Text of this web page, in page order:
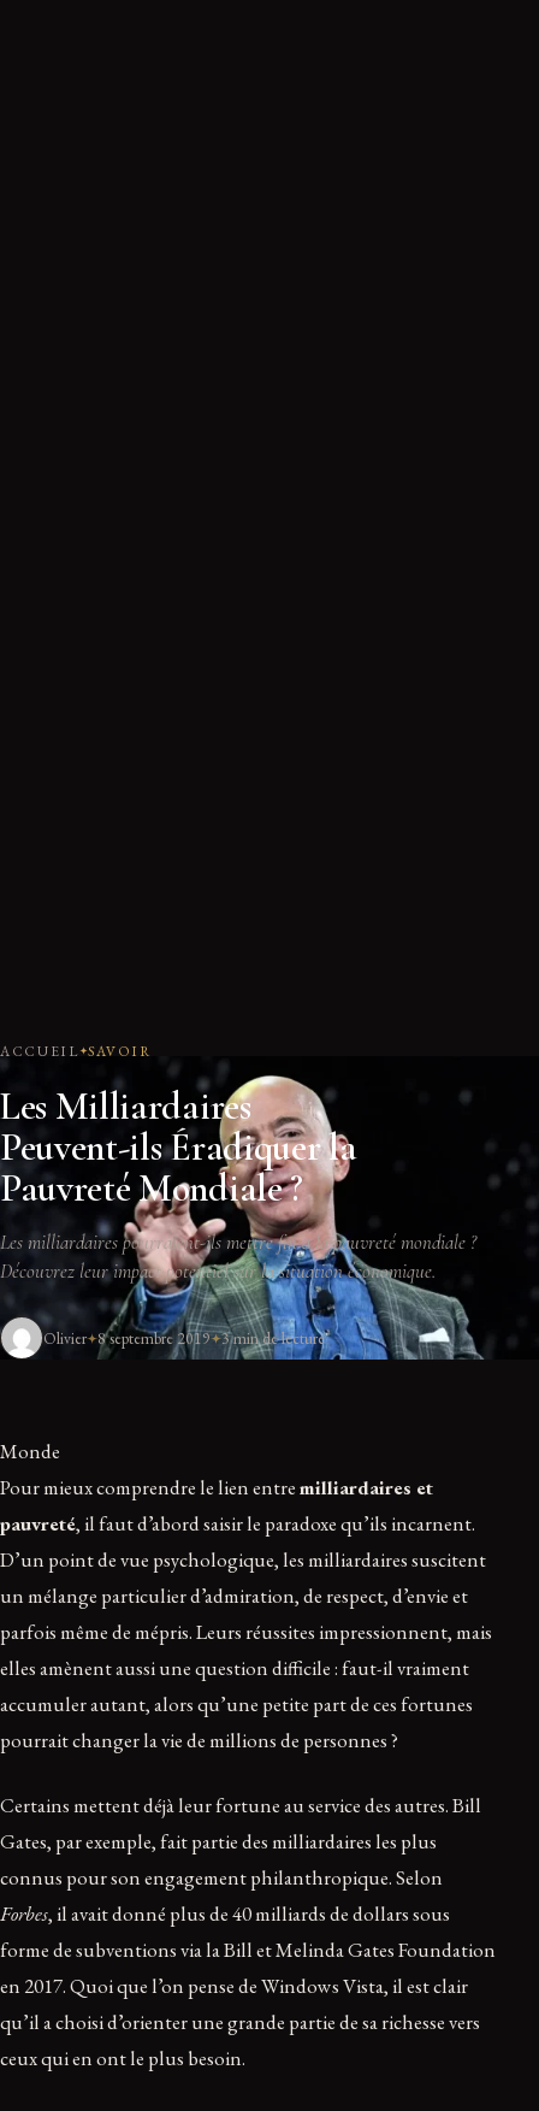
ACCUEIL SAVOIR
Les Milliardaires
Peuvent-ils Éradiquer la
Pauvreté Mondiale ?
Les milliardaires pourraient-ils mettre fin à la pauvreté mondiale ?
Découvrez leur impact potentiel sur la situation économique.
Olivier 8 septembre 2019 3 min de lecture
Monde
Pour mieux comprendre le lien entremilliardaires et
pauvreté, il faut d’abord saisir le paradoxe qu’ils incarnent.
D’un point de vue psychologique, les milliardaires suscitent
un mélange particulier d’admiration, de respect, d’envie et
parfois même de mépris. Leurs réussites impressionnent, mais
elles amènent aussi une question difficile : faut-il vraiment
accumuler autant, alors qu’une petite part de ces fortunes
pourrait changer la vie de millions de personnes ?
Certains mettent déjà leur fortune au service des autres. Bill
Gates, par exemple, fait partie des milliardaires les plus
connus pour son engagement philanthropique. Selon
Forbes, il avait donné plus de 40 milliards de dollars sous
forme de subventions via la Bill et Melinda Gates Foundation
en 2017. Quoi que l’on pense de Windows Vista, il est clair
qu’il a choisi d’orienter une grande partie de sa richesse vers
ceux qui en ont le plus besoin.